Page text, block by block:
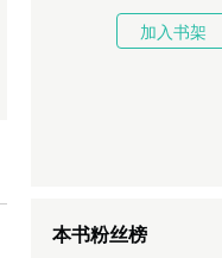
加入书架
本书粉丝榜